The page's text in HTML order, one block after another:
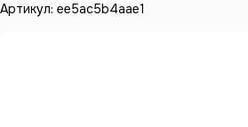
Артикул: ee5ac5b4aae1